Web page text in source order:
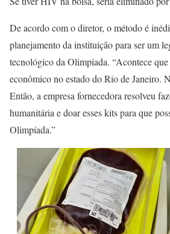
De acordo com o diretor, o método é
planejamento da instituição para ser um
tecnológico da Olimpíada. “Acontece
econômico no estado do Rio de Janeiro.
Então, a empresa fornecedora resolveu
humanitária e doar esses kits para que
Olimpíada.”